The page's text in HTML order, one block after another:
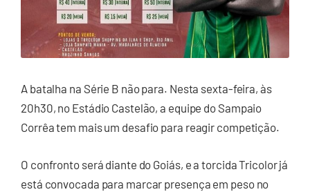
A batalha na Série B não para. Nesta sexta-feira, às
20h30, no Estádio Castelão, a equipe do Sampaio
Corrêa tem mais um desafio para reagir competição.
O confronto será diante do Goiás, e a torcida Tricolor já
está convocada para marcar presença em peso no